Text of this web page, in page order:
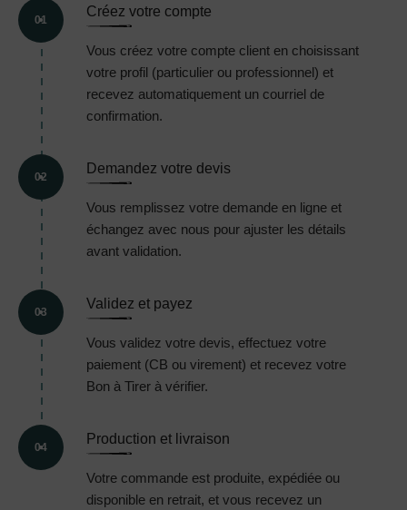
01
Créez votre compte
Vous créez votre compte client en choisissant
votre profil (particulier ou professionnel) et
recevez automatiquement un courriel de
confirmation.
02
Demandez votre devis
Vous remplissez votre demande en ligne et
échangez avec nous pour ajuster les détails
avant validation.
03
Validez et payez
Vous validez votre devis, effectuez votre
paiement (CB ou virement) et recevez votre
Bon à Tirer à vérifier.
04
Production et livraison
Votre commande est produite, expédiée ou
disponible en retrait, et vous recevez un